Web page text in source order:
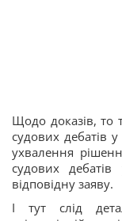
Щодо доказів, то
судових дебатів
ухвалення
судових
відповідну заяву.
І тут слід